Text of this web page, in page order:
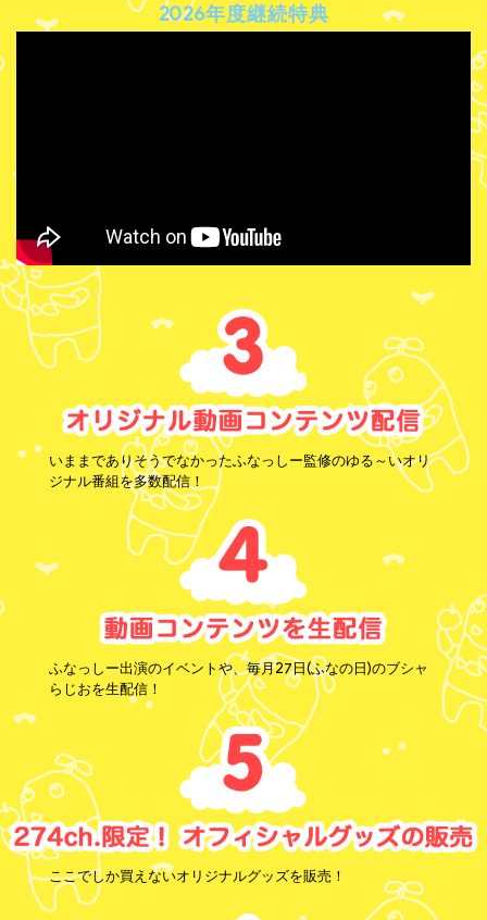
2026年度継続特典
いままでありそうでなかったふなっしー監修のゆる～いオリ
ジナル番組を多数配信！
ふなっしー出演のイベントや、毎月27日(ふなの日)のブシャ
らじおを生配信！
ここでしか買えないオリジナルグッズを販売！